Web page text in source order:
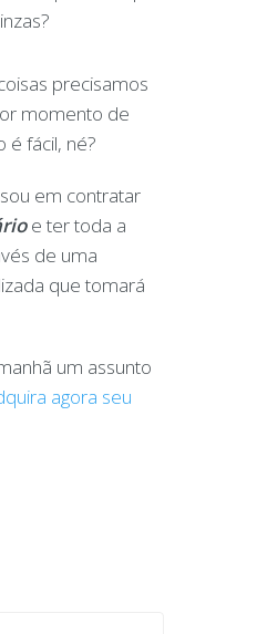
precisamos
momento de
é fácil, né?
em contratar
e ter toda a
de uma
que tomará
um assunto
agora seu